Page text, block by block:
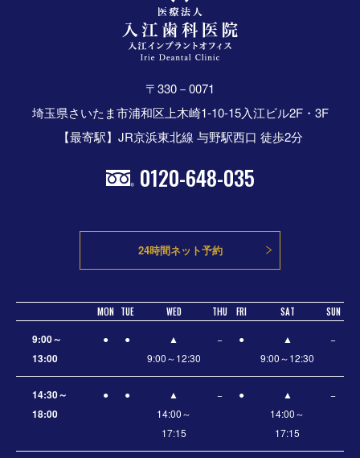
〒330－0071
埼玉県さいたま市浦和区上木崎1-10-15入江ビル2F・3F
【最寄駅】JR京浜東北線 与野駅西口 徒歩2分
0120-648-035
24時間ネット予約
MON TUE WED THU FRI SAT SUN
9:00～
13:00
● ●
▲
9:00～12:30
− ●
▲
9:00～12:30
−
14:30～
18:00
● ●
▲
14:00～
17:15
− ●
▲
14:00～
17:15
−